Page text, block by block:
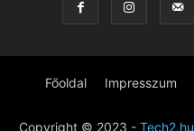
Főoldal Impresszum
Copyright © 2023 - Tech2.hu